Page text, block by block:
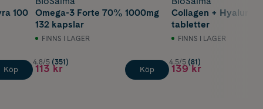
100
Köp
Omega-3 Forte 70% 1000mg
132 kapslar
FINNS I LAGER
4.8/5 (351)
113 kr Köp
Collagen +
tabletter
FINNS I LAGER
4.5/5 (81)
139 kr